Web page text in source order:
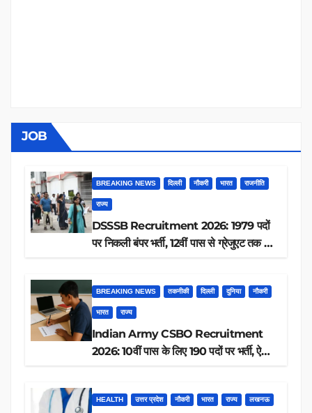
JOB
BREAKING NEWS दिल्ली नौकरी भारत राजनीति
राज्य
DSSSB Recruitment 2026: 1979 पदों
पर निकली बंपर भर्ती, 12वीं पास से ग्रेजुएट तक करें
BREAKING NEWS तकनीकी दिल्ली दुनिया नौकरी
भारत राज्य
Indian Army CSBO Recruitment
2026: 10वीं पास के लिए 190 पदों पर भर्ती, ऐसे
HEALTH उत्तर प्रदेश नौकरी भारत राज्य लखनऊ